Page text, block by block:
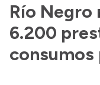
Consejos locales
Transparencia
Río Negro
6.200